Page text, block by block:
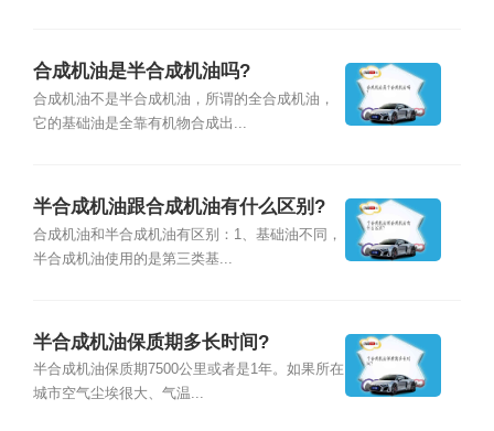
合成机油是半合成机油吗?
合成机油不是半合成机油，所谓的全合成机油，
它的基础油是全靠有机物合成出...
半合成机油跟合成机油有什么区别?
合成机油和半合成机油有区别：1、基础油不同，
半合成机油使用的是第三类基...
半合成机油保质期多长时间?
半合成机油保质期7500公里或者是1年。如果所在
城市空气尘埃很大、气温...